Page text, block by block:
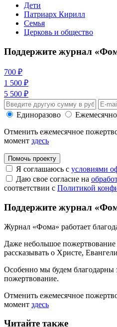
Дети
Патриарх Кирилл
Семья
Церковь и общество
Поддержите журнал
700 ₽
1 500 ₽
5 500 ₽
Единоразово
Ежемесячно
Отменить ежемесячное
момент здесь
Помочь проекту
Я соглашаюсь с условиями
Даю свое согласие на
соответствии с Политикой
Поддержите журнал
Журнал «Фома» работает
Даже небольшое
рассказывать о Христе,
Особенно мы будем благодарны
пожертвование.
Отменить ежемесячное
момент здесь
Читайте также